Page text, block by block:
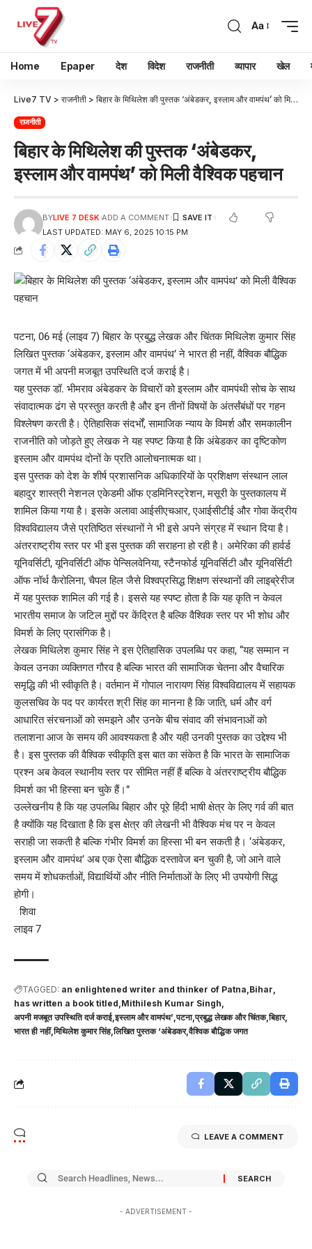
Aa
Home Epaper देश विदेश राजनीती व्यापार खेल
Live7 TV > राजनीती > बिहार के मिथिलेश की पुस्तक ‘अंबेडकर, इस्लाम और वामपंथ’ को मिली वैश्विक पहचान
राजनीती
बिहार के मिथिलेश की पुस्तक ‘अंबेडकर,
इस्लाम और वामपंथ’ को मिली वैश्विक पहचान
LAST UPDATED: MAY 6, 2025 10:15 PM
BYLIVE 7 DESK ADD A COMMENT
पटना, 06 मई (लाइव 7) बिहार के प्रबुद्ध लेखक और चिंतक मिथिलेश कुमार सिंह
लिखित पुस्तक ‘अंबेडकर, इस्लाम और वामपंथ’ ने भारत ही नहीं, वैश्विक बौद्धिक
जगत में भी अपनी मजबूत उपस्थिति दर्ज कराई है।
यह पुस्तक डॉ. भीमराव अंबेडकर के विचारों को इस्लाम और वामपंथी सोच के साथ
संवादात्मक ढंग से प्रस्तुत करती है और इन तीनों विषयों के अंतर्संबंधों पर गहन
विश्लेषण करती है। ऐतिहासिक संदर्भों, सामाजिक न्याय के विमर्श और समकालीन
राजनीति को जोड़ते हुए लेखक ने यह स्पष्ट किया है कि अंबेडकर का दृष्टिकोण
इस्लाम और वामपंथ दोनों के प्रति आलोचनात्मक था।
इस पुस्तक को देश के शीर्ष प्रशासनिक अधिकारियों के प्रशिक्षण संस्थान लाल
बहादुर शास्त्री नेशनल एकेडमी ऑफ एडमिनिस्ट्रेशन, मसूरी के पुस्तकालय में
शामिल किया गया है। इसके अलावा आईसीएचआर, एआईसीटीई और गोवा केंद्रीय
विश्वविद्यालय जैसे प्रतिष्ठित संस्थानों ने भी इसे अपने संग्रह में स्थान दिया है।
अंतरराष्ट्रीय स्तर पर भी इस पुस्तक की सराहना हो रही है। अमेरिका की हार्वर्ड
यूनिवर्सिटी, यूनिवर्सिटी ऑफ पेन्सिलवेनिया, स्टैनफोर्ड यूनिवर्सिटी और यूनिवर्सिटी
ऑफ नॉर्थ कैरोलिना, चैपल हिल जैसे विश्वप्रसिद्ध शिक्षण संस्थानों की लाइब्रेरीज
में यह पुस्तक शामिल की गई है। इससे यह स्पष्ट होता है कि यह कृति न केवल
भारतीय समाज के जटिल मुद्दों पर केंद्रित है बल्कि वैश्विक स्तर पर भी शोध और
विमर्श के लिए प्रासंगिक है।
लेखक मिथिलेश कुमार सिंह ने इस ऐतिहासिक उपलब्धि पर कहा, “यह सम्मान न
केवल उनका व्यक्तिगत गौरव है बल्कि भारत की सामाजिक चेतना और वैचारिक
समृद्धि की भी स्वीकृति है। वर्तमान में गोपाल नारायण सिंह विश्वविद्यालय में सहायक
कुलसचिव के पद पर कार्यरत श्री सिंह का मानना है कि जाति, धर्म और वर्ग
आधारित संरचनाओं को समझने और उनके बीच संवाद की संभावनाओं को
तलाशना आज के समय की आवश्यकता है और यही उनकी पुस्तक का उद्देश्य भी
है। इस पुस्तक की वैश्विक स्वीकृति इस बात का संकेत है कि भारत के सामाजिक
प्रश्न अब केवल स्थानीय स्तर पर सीमित नहीं हैं बल्कि वे अंतरराष्ट्रीय बौद्धिक
विमर्श का भी हिस्सा बन चुके हैं।”
उल्लेखनीय है कि यह उपलब्धि बिहार और पूरे हिंदी भाषी क्षेत्र के लिए गर्व की बात
है क्योंकि यह दिखाता है कि इस क्षेत्र की लेखनी भी वैश्विक मंच पर न केवल
सराही जा सकती है बल्कि गंभीर विमर्श का हिस्सा भी बन सकती है। ‘अंबेडकर,
इस्लाम और वामपंथ’ अब एक ऐसा बौद्धिक दस्तावेज बन चुकी है, जो आने वाले
समय में शोधकर्ताओं, विद्यार्थियों और नीति निर्माताओं के लिए भी उपयोगी सिद्ध
होगी।
शिवा
लाइव 7
TAGGED: an enlightened writer and thinker of Patna Bihar
has written a book titled Mithilesh Kumar Singh
अपनी मजबूत उपस्थिति दर्ज कराई इस्लाम और वामपंथ’ पटना प्रबुद्ध लेखक और चिंतक बिहार
भारत ही नहीं मिथिलेश कुमार सिंह लिखित पुस्तक ‘अंबेडकर वैश्विक बौद्धिक जगत
LEAVE A COMMENT
- ADVERTISEMENT -